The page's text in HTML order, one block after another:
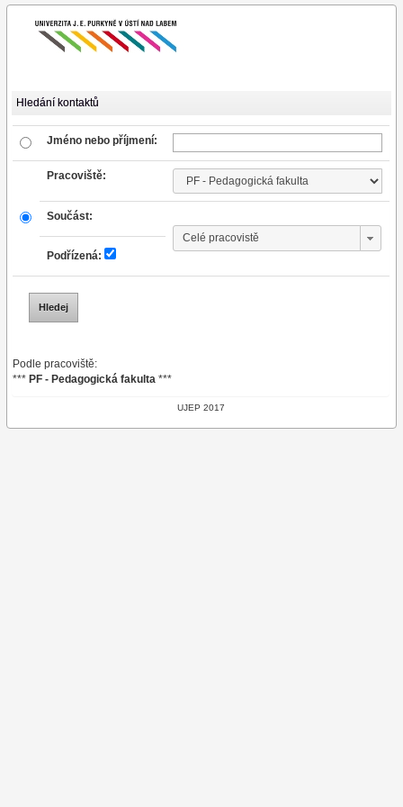
Hledání kontaktů
Jméno nebo příjmení:
Pracoviště:
Součást:
Podřízená:
Podle pracoviště:
*** PF - Pedagogická fakulta***
UJEP 2017